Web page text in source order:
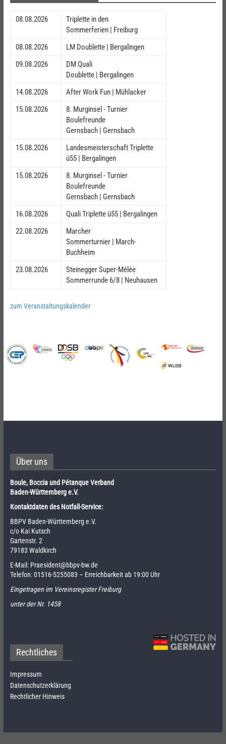
08.08.2026
Triplette in den
Sommerferien | Freiburg
08.08.2026
LM Doublette | Bergalingen
09.08.2026
DM Quali
Doublette | Bergalingen
14.08.2026
After Work Fun | Mühlacker
15.08.2026
8. Murginsel - Turnier
Boulefreunde
Gernsbach | Gernsbach
15.08.2026
Landesmeisterschaft Triplette
ü55 | Bergalingen
15.08.2026
8. Murginsel - Turnier
Boulefreunde
Gernsbach | Gernsbach
16.08.2026
Quali Triplette ü55 | Bergalingen
22.08.2026
Marcher
Sommerturnier | March-
Buchheim
23.08.2026
Steinegger Super-Mêlée
Sommerrunde 6/8 | Neuhausen
zum Veranstaltungskalender
Über uns
Boule, Boccia und Pétanque Verband
Baden-Württemberg e.V.
Kontaktdaten des Notfall-Service:
BBPV Baden-Württemberg e.V.
c/o Kai Kutsch
Gartenstr. 2
79183 Waldkirch
E-Mail: Praesident@bbpv-bw.de
Telefon:01516-5255083 – Erreichbarkeit ab 19:00 Uhr
Eingetragen im Vereinsregister Freiburg
unter der Nr. 1458
Rechtliches
Impressum
Datenschutzerklärung
Rechtlicher Hinweis